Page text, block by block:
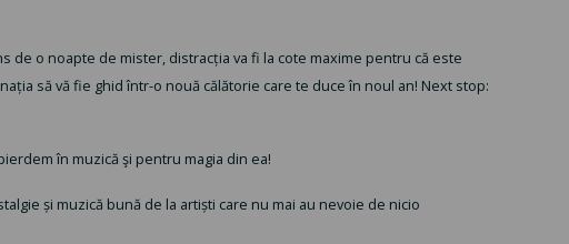
de o noapte de mister, distracția va fi la cote maxime pentru că este
să vă fie ghid într-o nouă călătorie care te duce în noul an! Next stop:
în muzică şi pentru magia din ea!
și muzică bună de la artiști care nu mai au nevoie de nicio